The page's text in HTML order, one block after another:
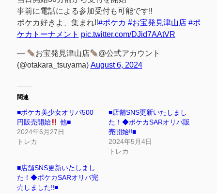
事前に電話による参加受付も可能です‼
ポケカ好きよ、集まれ‼#ポケカ #お宝発見津山店 #ポ
ケカトーナメント pic.twitter.com/DJid7AAtVR
— お宝発見津山店
@公式アカウント
(@otakara_tsuyama) August 6, 2024
関連
■ポケカ美少女オリパ500
円販売開始
他■
2024年6月27日
トレカ
■店舗SNS更新いたしまし
た！◆ポケカSARオリパ販
売開始‼︎■
2024年5月4日
トレカ
■店舗SNS更新いたしまし
た！◆ポケカSARオリパ完
売しました‼︎■